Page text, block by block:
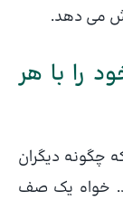
می دهد.
را با هر
چگونه دیگران
خواه یک صف